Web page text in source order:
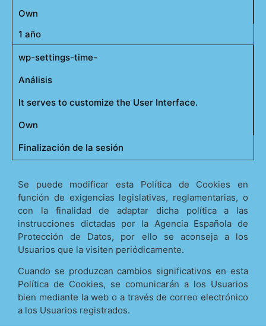
Own
1 año
wp-settings-time-
Análisis
It serves to customize the User Interface.
Own
Finalización de la sesión
Se puede modificar esta Política de Cookies en
función de exigencias legislativas, reglamentarias, o
con la finalidad de adaptar dicha política a las
instrucciones dictadas por la Agencia Española de
Protección de Datos, por ello se aconseja a los
Usuarios que la visiten periódicamente.
Cuando se produzcan cambios significativos en esta
Política de Cookies, se comunicarán a los Usuarios
bien mediante la web o a través de correo electrónico
a los Usuarios registrados.